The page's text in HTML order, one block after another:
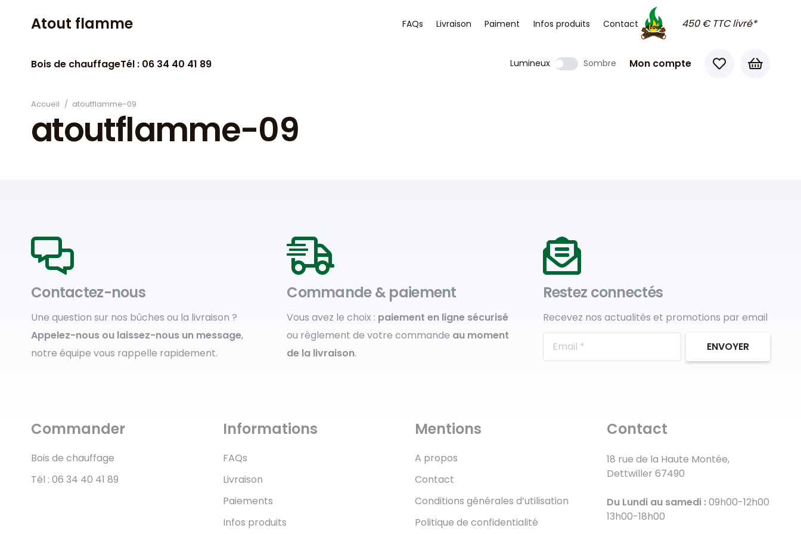
Atout flamme FAQs Livraison Paiment Infos produits Contact 450 € TTC livré*
Bois de chauffageTél : 06 34 40 41 89 Lumineux Sombre Mon compte
Accueil / atoutflamme-09
atoutflamme-09
Contactez-nous
Une question sur nos bûches ou la livraison ?
Appelez-nous ou laissez-nous un message,
notre équipe vous rappelle rapidement.
Commande & paiement
Vous avez le choix : paiement en ligne sécurisé
ou règlement de votre commande au moment
de la livraison.
Restez connectés
Recevez nos actualités et promotions par email
ENVOYER
Commander
Bois de chauffage
Tél : 06 34 40 41 89
Informations
FAQs
Livraison
Paiements
Infos produits
Mentions
A propos
Contact
Conditions générales d’utilisation
Politique de confidentialité
Contact
18 rue de la Haute Montée,
Dettwiller 67490
Du Lundi au samedi :09h00-12h00
13h00-18h00